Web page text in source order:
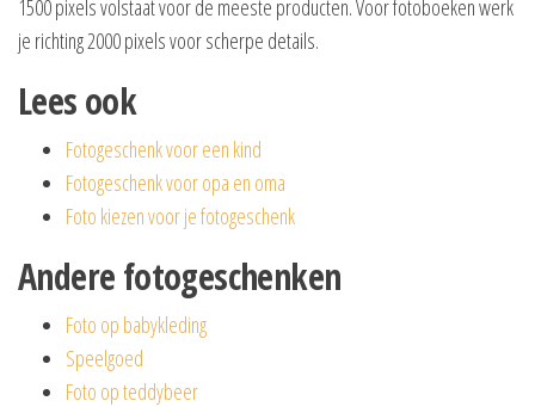
1500 pixels volstaat voor de meeste producten. Voor fotoboeken werk
je richting 2000 pixels voor scherpe details.
Lees ook
Fotogeschenk voor een kind
Fotogeschenk voor opa en oma
Foto kiezen voor je fotogeschenk
Andere fotogeschenken
Foto op babykleding
Speelgoed
Foto op teddybeer